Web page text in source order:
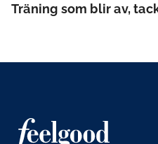
Träning som blir av,